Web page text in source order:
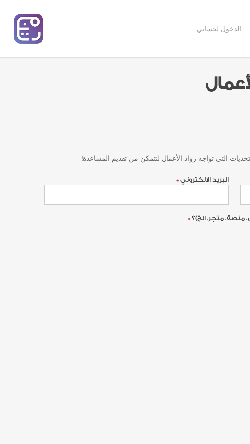
الدخول لحسابي
التي تواجه رواد الأعمال لنتمكن من تقديم المساعدة!
البريد الالكتروني*
متجر، الخ)؟ *